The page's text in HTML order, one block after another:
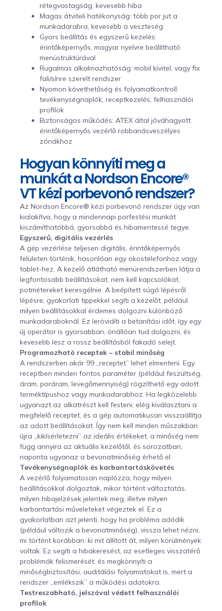
rétegvastagság, kevesebb hiba
Magas átviteli hatékonyság: több por jut a
munkadarabra, kevesebb a veszteség
Gyors beállítás és egyszerű kezelés:
érintőképernyős, magyar nyelvre beállítható
menüstruktúrával
Rugalmas alkalmazhatóság: mobil kivitel, vagy fix
fali/sínre szerelt rendszer
Nyomon követhetőség és folyamatkontroll:
tevékenységnaplók, receptkezelés, felhasználói
profilok
Biztonságos működés: ATEX által jóváhagyott
érintőképernyős vezérlő robbanásveszélyes
zónákhoz
Hogyan könnyíti meg a
munkát a Nordson Encore®
VT kézi porbevonó rendszer?
Az Nordson Encore® kézi porbevonó rendszer úgy van
kialakítva, hogy a mindennapi porfestési munkát
kiszámíthatóbbá, gyorsabbá és hibamentessé tegye.
Egyszerű, digitális vezérlés
A gép vezérlése teljesen digitális, érintőképernyős
felületen történik, hasonlóan egy okostelefonhoz vagy
tablet-hez. A kezelő átlátható menürendszerben látja a
legfontosabb beállításokat, nem kell kapcsolókat,
potmétereket keresgélnie. A beépített súgó lépésről
lépésre, gyakorlati tippekkel segíti a kezelőt, például
milyen beállításokkal érdemes dolgozni különböző
munkadaraboknál. Ez lerövidíti a betanítási időt, így egy
új operátor is gyorsabban, önállóan tud dolgozni, és
kevesebb lesz a rossz beállításból fakadó selejt.
Programozható receptek – stabil minőség
A rendszerben akár 99 „receptet” lehet elmenteni. Egy
receptben minden fontos paraméter (például feszültség,
áram, poráram, levegőmennyiség) rögzíthető egy adott
terméktípushoz vagy munkadarabhoz. Ha legközelebb
ugyanazt az alkatrészt kell festeni, elég kiválasztani a
megfelelő receptet, és a gép automatikusan visszaállítja
az adott beállításokat. Így nem kell minden műszakban
újra „kikísérletezni” az ideális értékeket, a minőség nem
függ annyira az aktuális kezelőtől, és sorozatban,
naponta ugyanaz a bevonatminőség érhető el.
Tevékenységnaplók és karbantartáskövetés
A vezérlő folyamatosan naplózza, hogy milyen
beállításokkal dolgoztak, mikor történt változtatás,
milyen hibajelzések jelentek meg, illetve milyen
karbantartási műveleteket végeztek el. Ez a
gyakorlatban azt jelenti, hogy ha probléma adódik
(például változik a bevonatminőség), vissza lehet nézni,
mi történt korábban: ki mit állított át, milyen körülmények
voltak. Ez segíti a hibakeresést, az esetleges visszatérő
problémák felismerését, és megkönnyíti a
minőségbiztosítási, auditálási folyamatokat is, mert a
rendszer „emlékszik” a működési adatokra.
Testreszabható, jelszóval védett felhasználói
profilok